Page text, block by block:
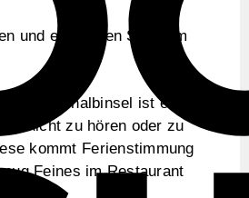
und entdecken Sie beim
Engehalbinsel ist ein
ist nicht zu hören oder zu
kommt Ferienstimmung
Feines im Restaurant